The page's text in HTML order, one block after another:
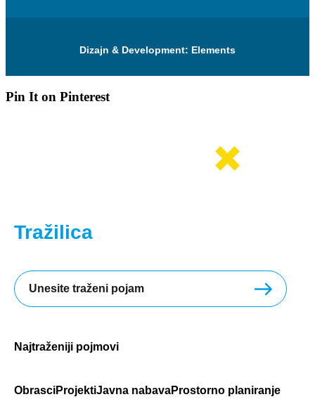
Dizajn & Development: Elements
Pin It on Pinterest
Tražilica
Najtraženiji pojmovi
ObrasciProjektiJavna nabavaProstorno planiranje